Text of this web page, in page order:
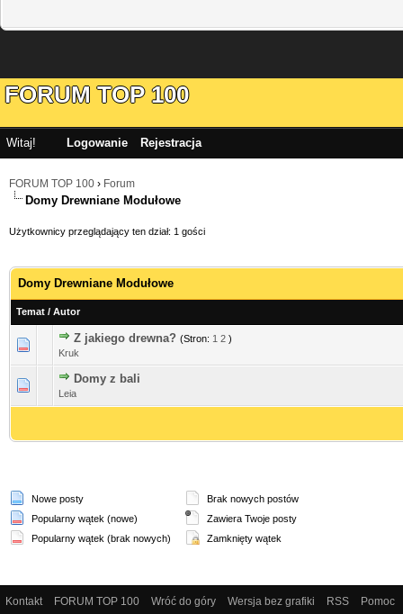
FORUM TOP 100
Witaj! Logowanie Rejestracja
FORUM TOP 100 › Forum
Domy Drewniane Modułowe
Użytkownicy przeglądający ten dział: 1 gości
Domy Drewniane Modułowe
Temat / Autor
Z jakiego drewna? (Stron: 1 2 )
Kruk
Domy z bali
Leia
Nowe posty
Popularny wątek (nowe)
Popularny wątek (brak nowych)
Brak nowych postów
Zawiera Twoje posty
Zamknięty wątek
Kontakt FORUM TOP 100 Wróć do góry Wersja bez grafiki RSS Pomoc